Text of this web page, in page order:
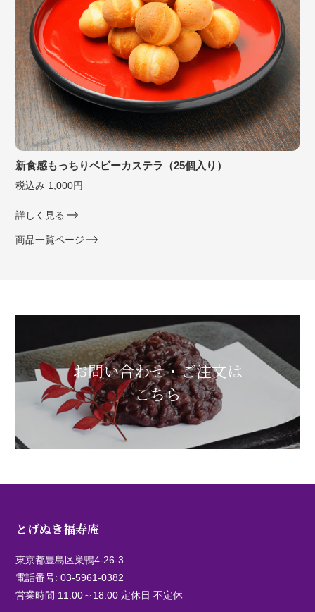
新食感もっちりベビーカステラ（25個入り）
税込み 1,000円
詳しく見る
商品一覧ページ
お問い合わせ・ご注文は
こちら
とげぬき福寿庵
東京都豊島区巣鴨4-26-3
電話番号:03-5961-0382
営業時間 11:00～18:00 定休日 不定休